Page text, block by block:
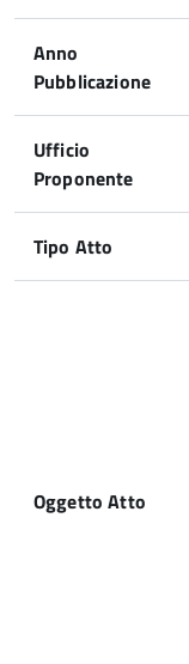
Anno
Pubblicazione
Ufficio
Proponente
Tipo Atto
Oggetto Atto